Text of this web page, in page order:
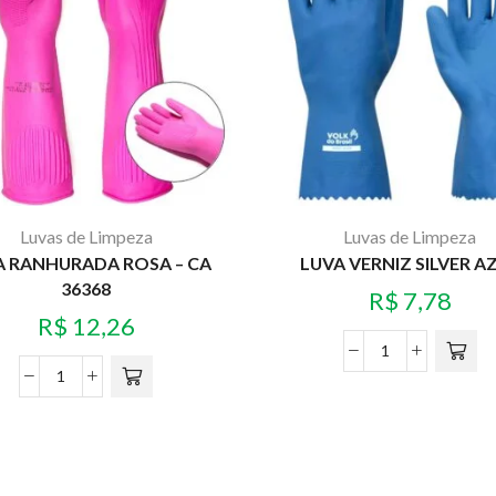
Luvas de Limpeza
RANHURADA ROSA – CA
36368
R$ 12,26
Luvas de Limpeza
LUVA VERNIZ SILVER
R$ 7,78